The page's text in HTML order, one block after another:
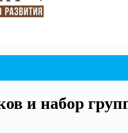
и набор